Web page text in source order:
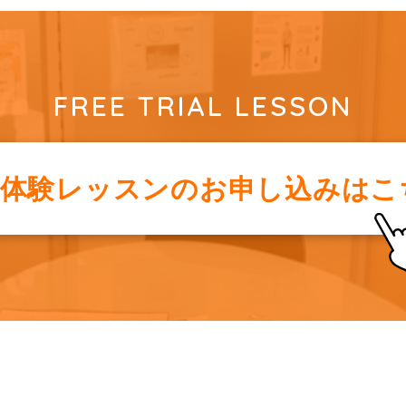
FREE TRIAL LESSON
験レッスンのお申し込みは